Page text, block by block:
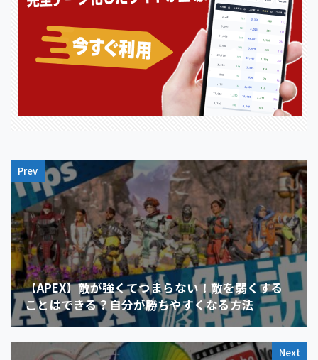
Prev
【APEX】敵が強くてつまらない！敵を弱くする
ことはできる？自分が勝ちやすくなる方法
Next